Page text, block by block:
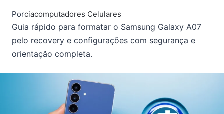
Porciacomputadores Celulares
Guia rápido para formatar o Samsung Galaxy A07
pelo recovery e configurações com segurança e
orientação completa.